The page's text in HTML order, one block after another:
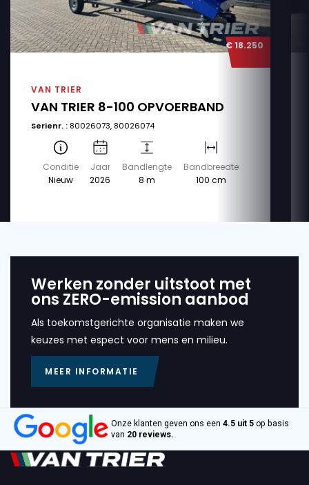
€ 18.250
VAN TRIER
VAN TRIER 8-100 OPVOERBAND
Serienr. : 80026073, 80026074
Conditie
Nieuw
Jaar
2026
Bandlengte
8 m
Bandbreedte
100 cm
Werken zonder uitstoot met
ons ZERO-emission aanbod
Als toekomstgerichte organisatie maken we
keuzes met espect voor mens en milieu.
MEER INFORMATIE
Onze klanten geven ons een 4.5 uit 5 op basis
van 20 reviews.